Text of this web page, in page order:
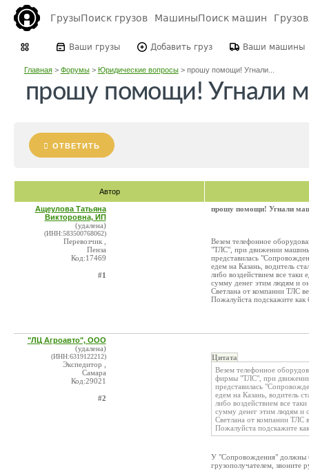
ГрузыПоиск грузов МашиныПоиск машин
Ваши грузы Добавить груз Ваши машины
Главная> Форумы> Юридические вопросы> прошу помощи! Угнали...
прошу помощи! Угнали
ОТВЕТИТЬ
Автор
Ащеулова Татьяна
Викторовна, ИП
(удалена)
(ИНН:583500768062)
Перевозчик ,
Пенза
Код:17469
#1
прошу помощи! Угнали
Везем телефонное
"ТЛС", при движении машины
представилась
едем на Казань, водитель
либо воздействием все таки
сумму денег этим людям и
Светлана от компании ТЛС
Пожалуйста подскажите как
"ЛЦ Агроавто", ООО
(удалена)
(ИНН:6319122212)
Экспедитор ,
Самара
Код:29021
#2
Цитата
Везем телефонное
фирмы "ТЛС", при движении
представилась
едем на Казань, водитель
либо воздействием все
сумму денег этим людям и
Светлана от компании ТЛС
Пожалуйста подскажите
У "Сопровождения" должны
грузополучателем, звоните